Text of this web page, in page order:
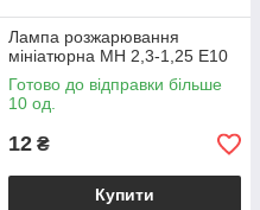
Лампа розжарювання
мініатюрна МН 2,3-1,25 Е10
Готово до відправки більше
10 од.
12 ₴
Купити